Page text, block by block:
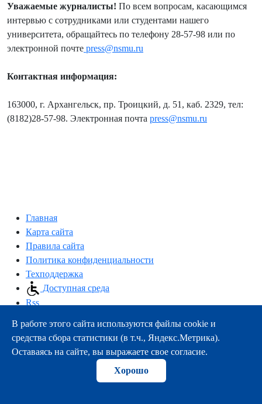
Уважаемые журналисты! По всем вопросам, касающимся
интервью с сотрудниками или студентами нашего
университета, обращайтесь по телефону 28-57-98 или по
электронной почте press@nsmu.ru
Контактная информация:
163000, г. Архангельск, пр. Троицкий, д. 51, каб. 2329, тел:
(8182)28-57-98. Электронная почта press@nsmu.ru
Главная
Карта сайта
Правила сайта
Политика конфиденциальности
Техподдержка
Доступная среда
Rss
163000, г.Архангельск, пр-т Троицкий, 51
тел.:+7 (8182) 21-11-63
e-mail:info@nsmu.ru
© ФГБОУ ВО СГМУ (г. Архангельск) Минздрава России
В работе этого сайта используются файлы cookie и
средства сбора статистики (в т.ч., Яндекс.Метрика).
Оставаясь на сайте, вы выражаете свое согласие.
Хорошо